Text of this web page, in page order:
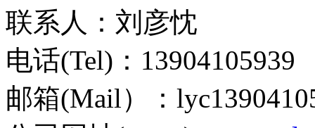
联系人：刘彦忱
电话(Tel)：13904105939
邮箱(Mail）：